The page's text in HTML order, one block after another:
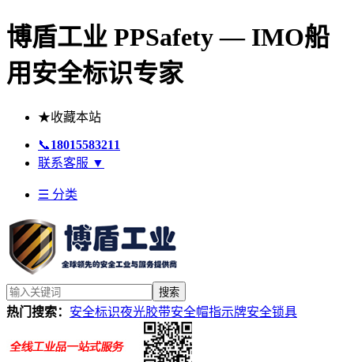
博盾工业 PPSafety — IMO船
用安全标识专家
★收藏本站
📞18015583211
联系客服 ▼
☰ 分类
搜索
热门搜索： 安全标识夜光胶带安全帽指示牌安全锁具